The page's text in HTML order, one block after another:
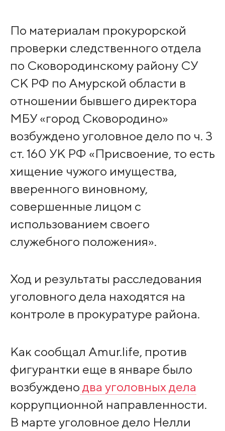
По материалам прокурорской
проверки следственного отдела
по Сковородинскому району СУ
СК РФ по Амурской области в
отношении бывшего директора
МБУ «город Сковородино»
возбуждено уголовное дело по ч. 3
ст. 160 УК РФ «Присвоение, то есть
хищение чужого имущества,
вверенного виновному,
совершенные лицом с
использованием своего
служебного положения».
Ход и результаты расследования
уголовного дела находятся на
контроле в прокуратуре района.
Как сообщал Amur.life, против
фигурантки еще в январе было
возбуждено два уголовных дела
коррупционной направленности.
В марте уголовное дело Нелли